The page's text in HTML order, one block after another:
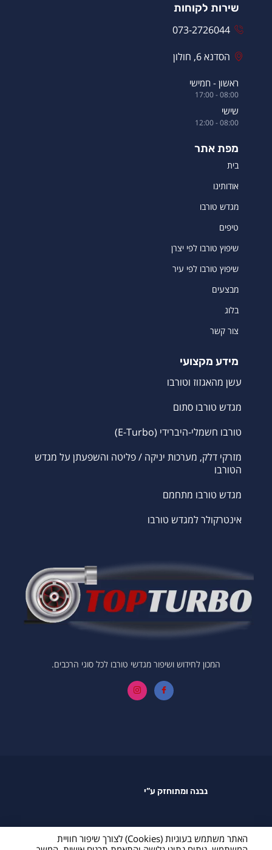
שירות לקוחות
073-2726044
הסדנא 6, חולון
ראשון - חמישי
08:00 - 17:00
שישי
08:00 - 12:00
מפת אתר
בית
אודותינו
מגדש טורבו
טיפים
שיפוץ טורבו לפי יצרן
שיפוץ טורבו לפי עיר
מבצעים
בלוג
צור קשר
מידע מקצועי
עשן מהאגזוז וטורבו
מגדש טורבו סתום
טורבו חשמלי-היברידי (E-Turbo)
מזרקי דלק, מערכות יניקה / פליטה והשפעתן על מגדש
הטורבו
מגדש טורבו מתחמם
אינטרקולר למגדש טורבו
המכון לחידוש ושיפור מגדשי טורבו לכל סוגי הרכבים.
נבנה ומתוחזק ע”י
האתר משתמש בעוגיות (Cookies) לצורך שיפור חוויית